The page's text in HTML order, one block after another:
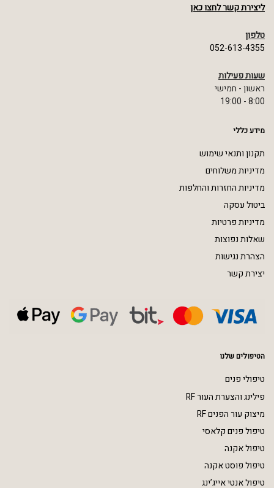
ליצירת קשר לחצו כאן
טלפון
052-613-4355
שעות פעילות
ראשון - חמישי
8:00 - 19:00
מידע כללי
תקנון ותנאי שימוש
מדיניות משלוחים
מדיניות החזרות והחלפות
ביטול עסקה
מדיניות פרטיות
שאלות נפוצות
הצהרת נגישות
יצירת קשר
הטיפולים שלנו
טיפולי פנים
פילינג והצערת העור RF
מיצוק עור הפנים RF
טיפול פנים קלאסי
טיפול אקנה
טיפול פוסט אקנה
טיפול אנטי אייג’ינג